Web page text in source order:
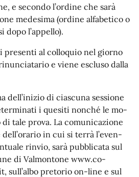
e secondo l’ordine che sarà
medesima (ordine alfabetico o
dopo l’appello).
presenti al colloquio nel giorno
e viene escluso dalla
dell’inizio di ciascuna sessione
i quesiti nonché le mo-
tale prova. La comunicazione
in cui si terrà l’even-
rinvio, sarà pubblicata sul
di Valmontone www.co-
sull’albo pretorio on-line e sul